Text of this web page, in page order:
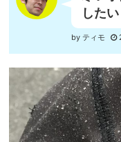
した
by ティモ